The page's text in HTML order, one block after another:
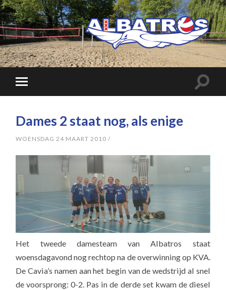
Dames 2 staat nog, als enige
WOENSDAG 24 MAART 2010 /
Het tweede damesteam van Albatros staat
woensdagavond nog rechtop na de overwinning op KVA.
De Cavia’s namen aan het begin van de wedstrijd al snel
de voorsprong: 0-2. Pas in de derde set kwam de diesel